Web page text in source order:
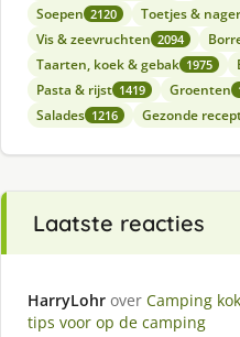
Soepen 2120 Toetjes &
Vis & zeevruchten 2094
Taarten, koek & gebak 1975
Pasta & rijst 1419 Groenten
Salades 1216 Gezonde
Laatste reacties
HarryLohr over Camping
tips voor op de camping